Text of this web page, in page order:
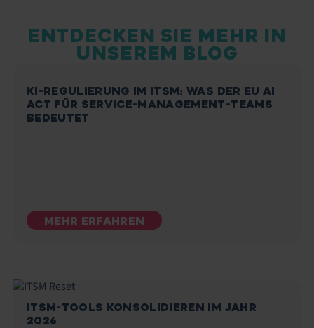
ENTDECKEN SIE MEHR IN
UNSEREM BLOG
KI-REGULIERUNG IM ITSM: WAS DER EU AI
ACT FÜR SERVICE-MANAGEMENT-TEAMS
BEDEUTET
MEHR ERFAHREN
ITSM-TOOLS KONSOLIDIEREN IM JAHR
2026